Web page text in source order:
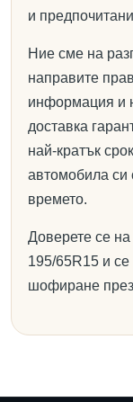
и
Ние сме на
направите
информация и
доставка
най-кратък
автомобила си
времето.
Доверете се на
195/65R15 и се
шофиране